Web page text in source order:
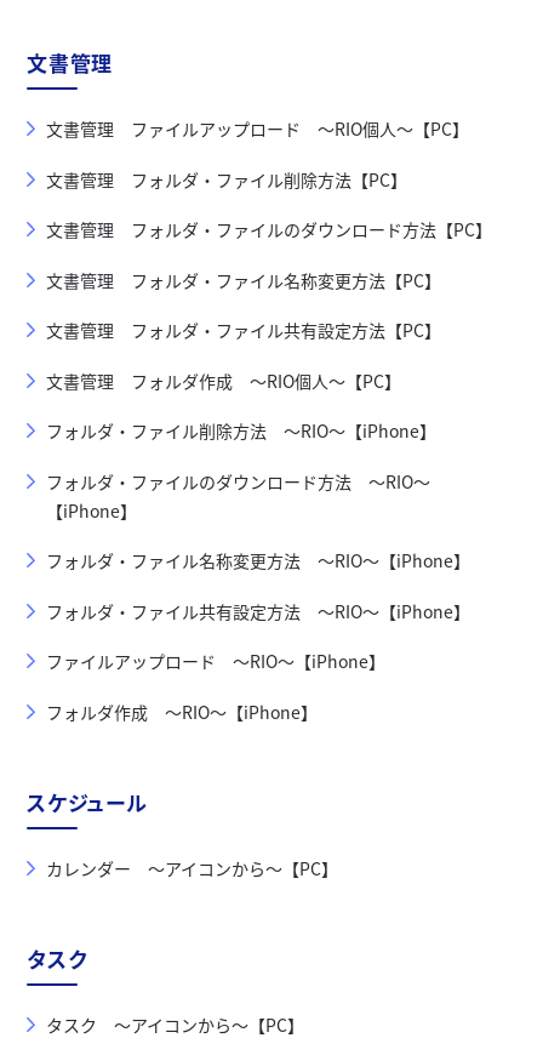
文書管理
文書管理 ファイルアップロード ～RIO個人～【PC】
文書管理 フォルダ・ファイル削除方法【PC】
文書管理 フォルダ・ファイルのダウンロード方法【PC】
文書管理 フォルダ・ファイル名称変更方法【PC】
文書管理 フォルダ・ファイル共有設定方法【PC】
文書管理 フォルダ作成 ～RIO個人～【PC】
フォルダ・ファイル削除方法 ～RIO～【iPhone】
フォルダ・ファイルのダウンロード方法 ～RIO～
【iPhone】
フォルダ・ファイル名称変更方法 ～RIO～【iPhone】
フォルダ・ファイル共有設定方法 ～RIO～【iPhone】
ファイルアップロード ～RIO～【iPhone】
フォルダ作成 ～RIO～【iPhone】
スケジュール
カレンダー ～アイコンから～【PC】
タスク
タスク ～アイコンから～【PC】